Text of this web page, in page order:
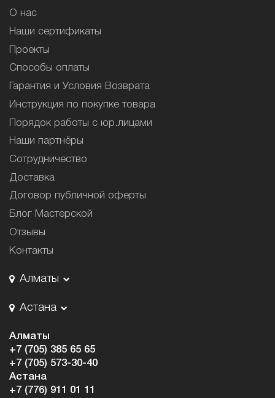
О нас
Наши сертификаты
Проекты
Способы оплаты
Гарантия и Условия Возврата
Инструкция по покупке товара
Порядок работы с юр.лицами
Наши партнёры
Сотрудничество
Доставка
Договор публичной оферты
Блог Мастерской
Отзывы
Контакты
Алматы
Астана
Алматы
+7 (705) 385 65 65
+7 (705) 573-30-40
Астана
+7 (776) 911 01 11